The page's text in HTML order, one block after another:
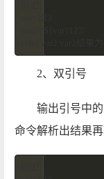
2、双引号
输出引号中
命令解析出结果